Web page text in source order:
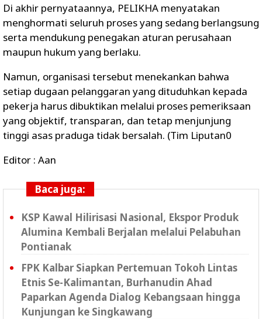
Di akhir pernyataannya, PELIKHA menyatakan
menghormati seluruh proses yang sedang berlangsung
serta mendukung penegakan aturan perusahaan
maupun hukum yang berlaku.
Namun, organisasi tersebut menekankan bahwa
setiap dugaan pelanggaran yang dituduhkan kepada
pekerja harus dibuktikan melalui proses pemeriksaan
yang objektif, transparan, dan tetap menjunjung
tinggi asas praduga tidak bersalah. (Tim Liputan0
Editor : Aan
Baca juga:
KSP Kawal Hilirisasi Nasional, Ekspor Produk
Alumina Kembali Berjalan melalui Pelabuhan
Pontianak
FPK Kalbar Siapkan Pertemuan Tokoh Lintas
Etnis Se-Kalimantan, Burhanudin Ahad
Paparkan Agenda Dialog Kebangsaan hingga
Kunjungan ke Singkawang